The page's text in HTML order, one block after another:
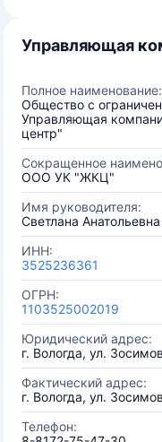
Управляющая
Полное наименование:
Общество с
Управляющая
центр"
Сокращенное
ООО УК "ЖКЦ"
Имя руководителя:
Светлана
ИНН:
3525236361
ОГРН:
1103525002019
Юридический адрес:
г. Вологда, ул.
Фактический адрес:
г. Вологда, ул.
Телефон: